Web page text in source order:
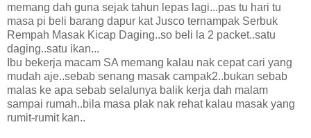
memang dah guna sejak tahun lepas lagi...pas tu hari tu
masa pi beli barang dapur kat Jusco ternampak Serbuk
Rempah Masak Kicap Daging..so beli la 2 packet..satu
daging..satu ikan...
Ibu bekerja macam SA memang kalau nak cepat cari yang
mudah aje..sebab senang masak campak2..bukan sebab
malas ke apa sebab selalunya balik kerja dah malam
sampai rumah..bila masa plak nak rehat kalau masak yang
rumit-rumit kan..